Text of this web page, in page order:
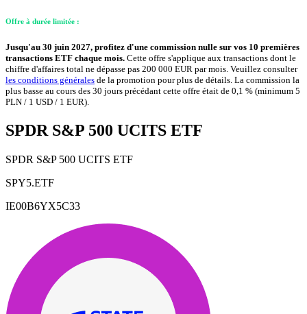
Offre à durée limitée :
Jusqu'au 30 juin 2027, profitez d'une commission nulle sur vos 10 premières
transactions ETF chaque mois. Cette offre s'applique aux transactions dont le
chiffre d'affaires total ne dépasse pas 200 000 EUR par mois. Veuillez consulter
les conditions générales de la promotion pour plus de détails. La commission la
plus basse au cours des 30 jours précédant cette offre était de 0,1 % (minimum 5
PLN / 1 USD / 1 EUR).
SPDR S&P 500 UCITS ETF
SPDR S&P 500 UCITS ETF
SPY5.ETF
IE00B6YX5C33